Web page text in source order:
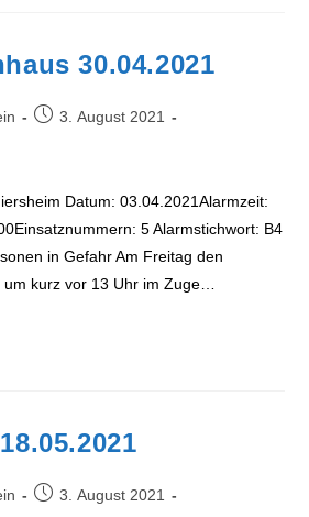
30.04.2021
Beitrag3. August 2021
Datum: 03.04.2021Alarmzeit:
5 Alarmstichwort: B4
in Gefahr Am Freitag den
kurz vor 13 Uhr im Zuge…
Beitrag3. August 2021